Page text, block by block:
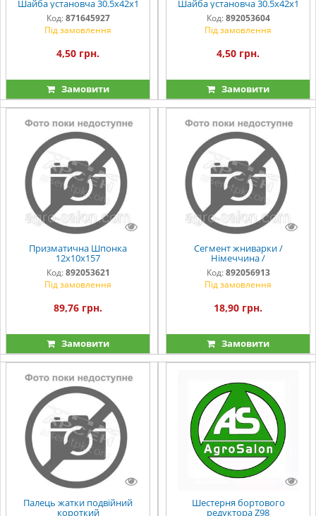
Шайба установча 30.5х42х1
Код: 871645927
Під замовлення
4,50 грн.
Замовити
Шайба установча 30.5х42х1
Код: 892053604
Під замовлення
4,50 грн.
Замовити
Призматична Шпонка
12х10х157
Код: 892053621
Під замовлення
89,76 грн.
Замовити
Сегмент жниварки /
Німеччина /
Код: 892056913
Під замовлення
18,90 грн.
Замовити
Палець жатки подвійний
короткий
Шестерня бортового
редуктора Z98